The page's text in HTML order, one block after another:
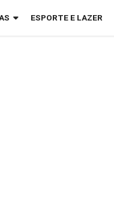
ESPORTE E LAZER